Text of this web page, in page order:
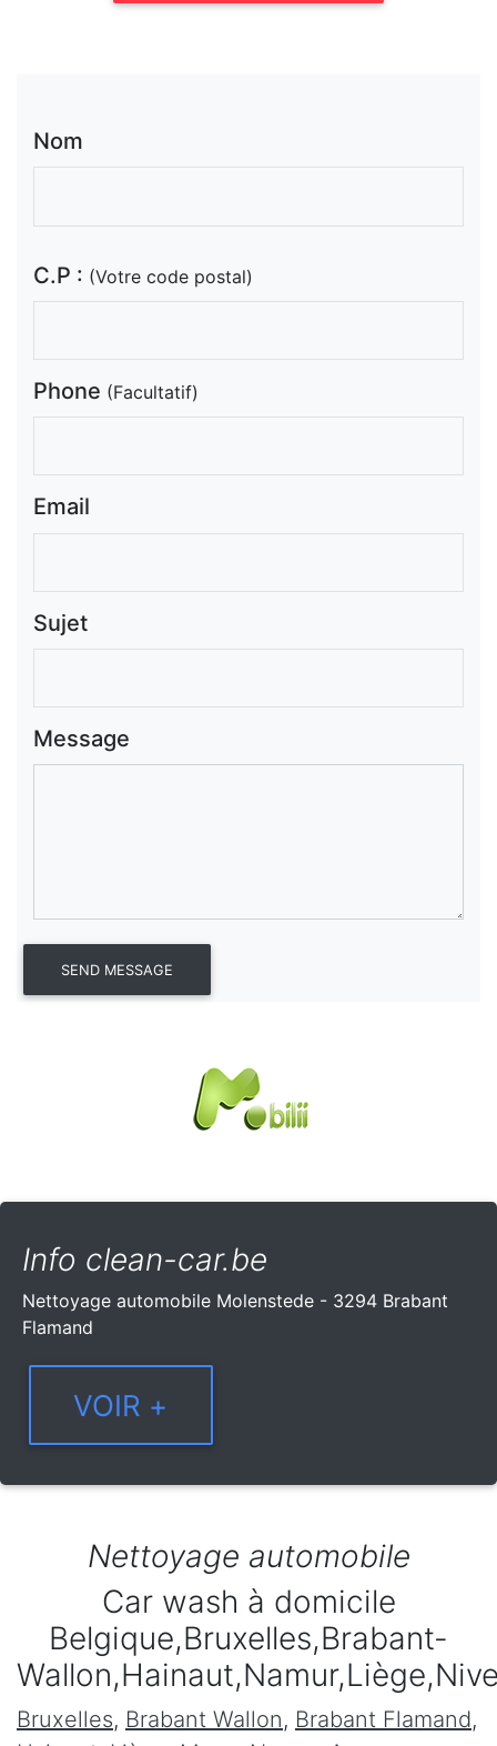
Nom
C.P : (Votre code postal)
Phone (Facultatif)
Email
Sujet
Message
Info clean-car.be
Nettoyage automobile Molenstede - 3294 Brabant
Flamand
Nettoyage automobile
Car wash à domicile
Belgique,Bruxelles,Brabant-
Bruxelles, Brabant Wallon, Brabant Flamand,